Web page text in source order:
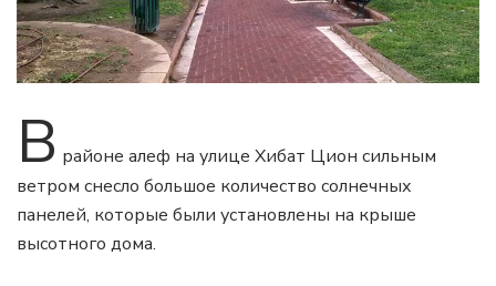
В районе алеф на улице Хибат Цион сильным
ветром снесло большое количество солнечных
панелей, которые были установлены на крыше
высотного дома.